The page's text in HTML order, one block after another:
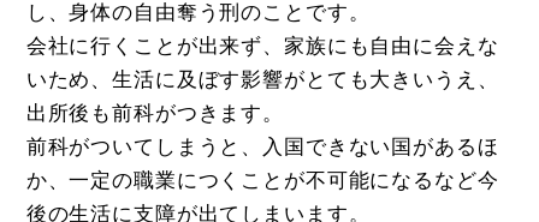
し、身体の自由奪う刑のことです。
会社に行くことが出来ず、家族にも自由に会えな
いため、生活に及ぼす影響がとても大きいうえ、
出所後も前科がつきます。
前科がついてしまうと、入国できない国があるほ
か、一定の職業につくことが不可能になるなど今
後の生活に支障が出てしまいます。